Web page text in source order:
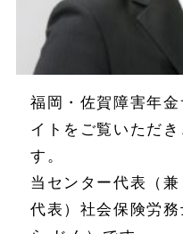
福岡・佐賀障害年
イトをご覧いただ
す。
当センター代表（
代表）社会保険労